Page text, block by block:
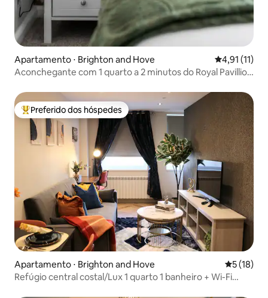
Apartamento ⋅ Brighton and Hove 4,91 de uma
4,91 (11)
Aconchegante com 1 quarto a 2 minutos do Royal Pavillion
Entre os melhores preferidos dos hóspedes
Preferido dos hóspedes
Apartamento ⋅ Brighton and Hove 5 de uma
5 (18)
Refúgio central costal/Lux 1 quarto 1 banheiro + Wi-Fi